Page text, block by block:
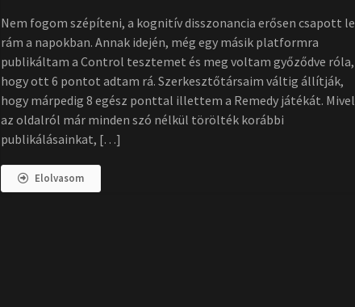
Nem fogom szépíteni, a kognitív disszonancia erősen csapott le
rám a napokban. Annak idején, még egy másik platformra
publikáltam a Control tesztemet és meg voltam győződve róla,
hogy ott 6 pontot adtam rá. Szerkesztőtársaim váltig állítják,
hogy márpedig 8 egész ponttal illettem a Remedy játékát. Mivel
az oldalról már minden szó nélkül törölték korábbi
publikálásainkat, […]
Elolvasom